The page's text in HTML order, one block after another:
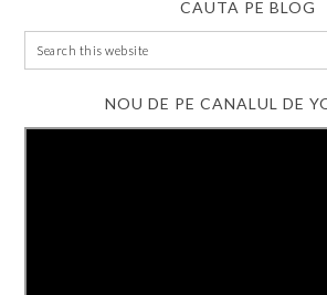
CAUTA PE BLOG
NOU DE PE CANALUL DE